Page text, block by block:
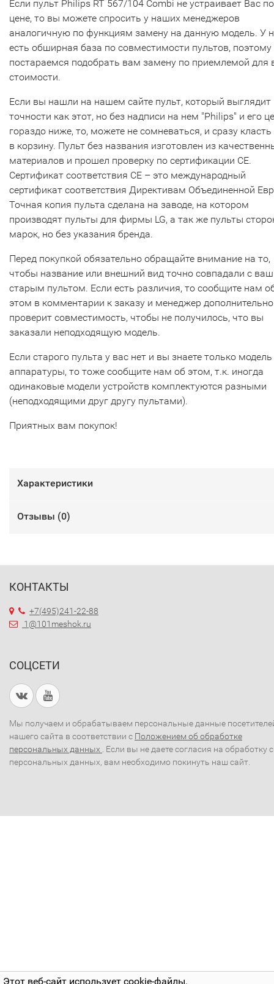
Этот веб-сайт использует cookie-файлы.
Если пульт Philips RT 567/104 Combi не устраивает Вас по
цене, то вы можете спросить у наших менеджеров
аналогичную по функциям замену на данную модель. У
есть обширная база по совместимости пультов,
постараемся подобрать вам замену по приемлемой для
стоимости.
Если вы нашли на нашем сайте пульт, который выглядит
точности как этот, но без надписи на нем "Philips" и его
гораздо ниже, то, можете не сомневаться, и сразу класть
в корзину. Пульт без названия изготовлен из
материалов и прошел проверку по сертификации CE.
Сертификат соответствия СЕ – это международный
сертификат соответствия Директивам Объединенной
Точная копия пульта сделана на заводе, на котором
производят пульты для фирмы LG, а так же пульты
марок, но без указания бренда.
Перед покупкой обязательно обращайте внимание на то,
чтобы название или внешний вид точно совпадали с
старым пультом. Если есть различия, то сообщите нам
этом в комментарии к заказу и менеджер дополнительно
проверит совместимость, чтобы не получилось, что вы
заказали неподходящую модель.
Если старого пульта у вас нет и вы знаете только модель
аппаратуры, то тоже сообщите нам об этом, т.к. иногда
одинаковые модели устройств комплектуются разными
(неподходящими друг другу пультами).
Приятных вам покупок!
Характеристики
Отзывы (0)
КОНТАКТЫ
+7(495)241-22-88
1@101meshok.ru
СОЦСЕТИ
Мы получаем и обрабатываем персональные данные
нашего сайта в соответствии с Положением об обработке
персональных данных . Если вы не даете согласия на обработку
персональных данных, вам необходимо покинуть наш сайт.